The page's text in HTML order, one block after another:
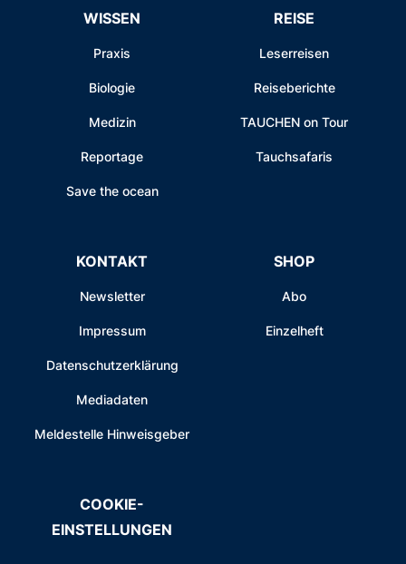
WISSEN
Praxis
Biologie
Medizin
Reportage
Save the ocean
REISE
Leserreisen
Reiseberichte
TAUCHEN on Tour
Tauchsafaris
KONTAKT
Newsletter
Impressum
Datenschutzerklärung
Mediadaten
Meldestelle Hinweisgeber
SHOP
Abo
Einzelheft
COOKIE-
EINSTELLUNGEN